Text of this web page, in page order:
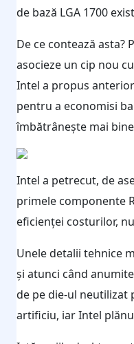
de bază LGA 1700
De ce contează asta?
asocieze un cip nou
Intel a propus
pentru a economisi
îmbătrânește mai
Intel a petrecut, de
primele componente
eficienței costurilor,
Unele detalii tehnice
și atunci când
de pe die-ul neutilizat
artificiu, iar Intel